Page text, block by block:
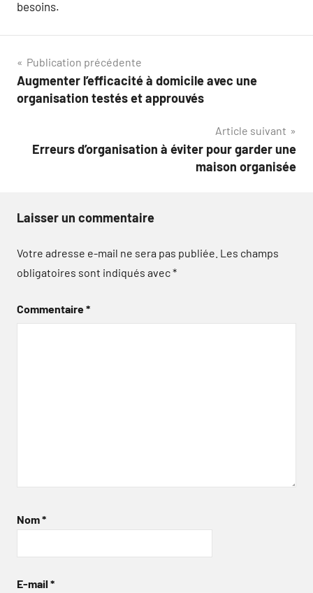
besoins.
Navigation
de
Publication précédente
Augmenter l’efficacité à domicile avec une
organisation testés et approuvés
Article suivant
Erreurs d’organisation à éviter pour garder une
maison organisée
Laisser un commentaire
Votre adresse e-mail ne sera pas publiée. Les champs
obligatoires sont indiqués avec*
Commentaire*
Nom*
E-mail *